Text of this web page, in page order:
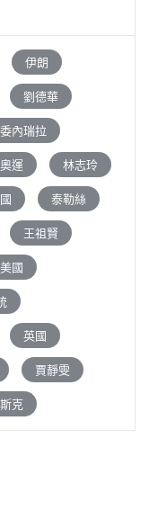
伊朗
劉德華
委內瑞拉
運 林志玲
泰勒絲
王祖賢
美國
英國
賈靜雯
克